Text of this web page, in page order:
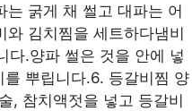
굵게 채 썰고 대파는 어
김치찜을 세트하다냄비
다.양파 썰은 것을 안에 넣
뿌립니다.6. 등갈비찜 양
, 참치액젓을 넣고 등갈비